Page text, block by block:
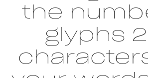
the
glyphs